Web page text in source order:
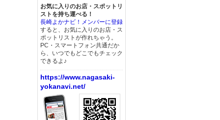
お気に入りのお店・スポットリ
ストを持ち運べる！
長崎よかナビ！メンバーに登録
すると、お気に入りのお店・ス
ポットリストが作れちゃう。
PC・スマートフォン共通だか
ら、いつでもどこでもチェック
できるよ♪
https://www.nagasaki-
yokanavi.net/